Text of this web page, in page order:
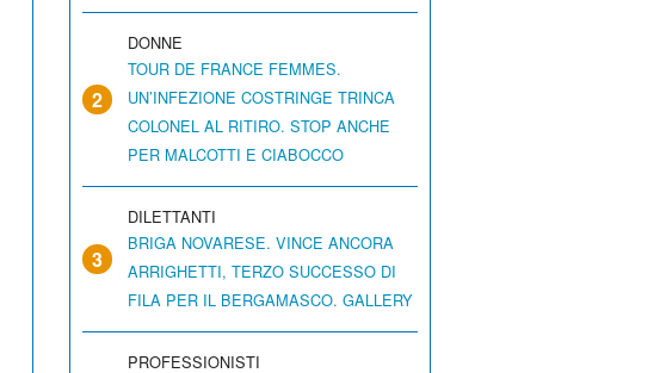
2
DONNE
TOUR DE FRANCE FEMMES.
UN’INFEZIONE COSTRINGE TRINCA
COLONEL AL RITIRO. STOP ANCHE
PER MALCOTTI E CIABOCCO
3
DILETTANTI
BRIGA NOVARESE. VINCE ANCORA
ARRIGHETTI, TERZO SUCCESSO DI
FILA PER IL BERGAMASCO. GALLERY
PROFESSIONISTI